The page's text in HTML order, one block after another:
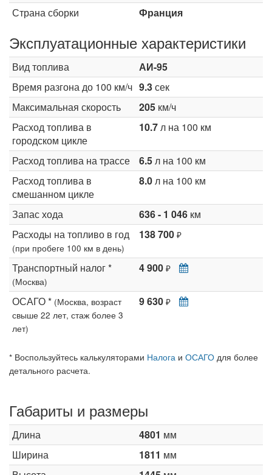
Страна сборки
Франция
Эксплуатационные характеристики
Вид топлива
АИ-95
Время разгона до 100 км/ч 9.3сек
Максимальная скорость
205 км/ч
Расход топлива в
городском цикле
10.7л на 100 км
Расход топлива на трассе 6.5л на 100 км
Расход топлива в
смешанном цикле
8.0л на 100 км
Запас хода 636 - 1 046 км
Расходы на топливо в год
(при пробеге 100 км в день)
138 700 ₽
Транспортный налог *
(Москва)
4 900 ₽
ОСАГО * (Москва, возраст
свыше 22 лет, стаж более 3
лет)
9 630 ₽
* Воспользуйтесь калькуляторами Налога и ОСАГО для более
детального расчета.
Габариты и размеры
Длина 4801 мм
Ширина
1811 мм